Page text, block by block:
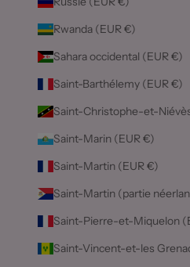
Rwanda (EUR €)
Sahara occidental (EUR €)
Saint-Barthélemy (EUR €)
Saint-Christophe-et-
Saint-Marin (EUR €)
Saint-Martin (EUR €)
Saint-Martin (partie
Saint-Pierre-et-Miquelon
Saint-Vincent-et-les